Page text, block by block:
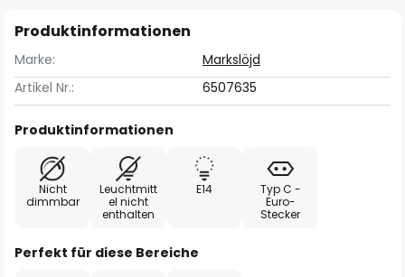
Produktinformationen
Marke:
Markslöjd
Artikel Nr.:
6507635
Produktinformationen
Nicht
dimmbar
Leuchtmitt
el nicht
enthalten
E14
Typ C -
Euro-
Stecker
Perfekt für diese Bereiche